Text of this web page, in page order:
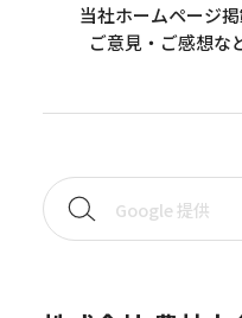
当社ホームページ
ご意見・ご感想な